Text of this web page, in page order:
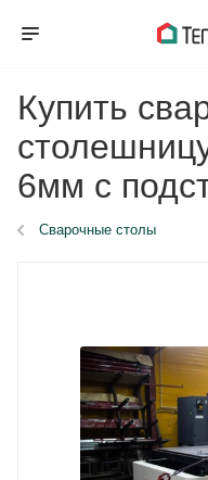
Купить
6мм с
Сварочные столы